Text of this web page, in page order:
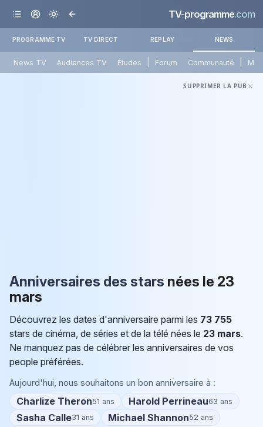
TV-programme.com
PROGRAMME TV TV DIRECT REPLAY NEWS
News TV Audiences TV Études Forum Communauté
SUPPRIMER LA PUB
Anniversaires des stars nées le 23
mars
Découvrez les dates d'anniversaire parmi les 73 755
stars de cinéma, de séries et de la télé nées le 23 mars.
Ne manquez pas de célébrer les anniversaires de vos
people préférées.
Aujourd'hui, nous souhaitons un bon anniversaire à :
Charlize Theron51 ans Harold Perrineau63 ans
Sasha Calle31 ans Michael Shannon52 ans